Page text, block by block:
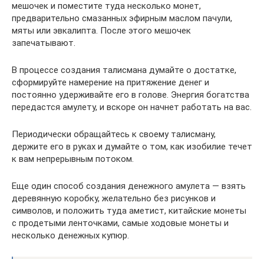
мешочек и поместите туда несколько монет,
предварительно смазанных эфирным маслом пачули,
мяты или эвкалипта. После этого мешочек
запечатывают.
В процессе создания талисмана думайте о достатке,
сформируйте намерение на притяжение денег и
постоянно удерживайте его в голове. Энергия богатства
передастся амулету, и вскоре он начнет работать на вас.
Периодически обращайтесь к своему талисману,
держите его в руках и думайте о том, как изобилие течет
к вам непрерывным потоком.
Еще один способ создания денежного амулета — взять
деревянную коробку, желательно без рисунков и
символов, и положить туда аметист, китайские монеты
с продетыми ленточками, самые ходовые монеты и
несколько денежных купюр.